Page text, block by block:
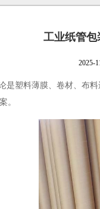
工业纸管包
2025-
是塑料薄膜、卷材、布
。